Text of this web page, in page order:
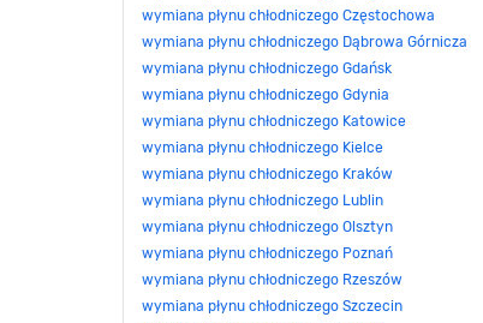
wymiana płynu chłodniczego Częstochowa
wymiana płynu chłodniczego Dąbrowa Górnicza
wymiana płynu chłodniczego Gdańsk
wymiana płynu chłodniczego Gdynia
wymiana płynu chłodniczego Katowice
wymiana płynu chłodniczego Kielce
wymiana płynu chłodniczego Kraków
wymiana płynu chłodniczego Lublin
wymiana płynu chłodniczego Olsztyn
wymiana płynu chłodniczego Poznań
wymiana płynu chłodniczego Rzeszów
wymiana płynu chłodniczego Szczecin